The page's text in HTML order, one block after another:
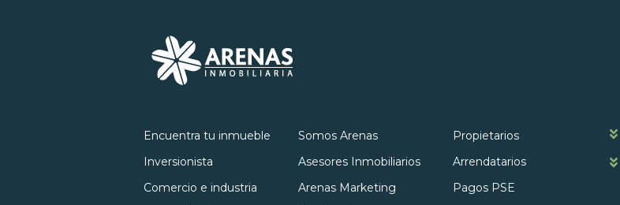
Encuentra tu inmueble
Inversionista
Comercio e industria
Somos Arenas
Asesores Inmobiliarios
Arenas Marketing
Propietarios
Arrendatarios
Pagos PSE